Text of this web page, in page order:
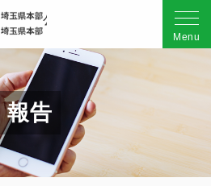
公益社団法人 全日本不動
Menu
報告